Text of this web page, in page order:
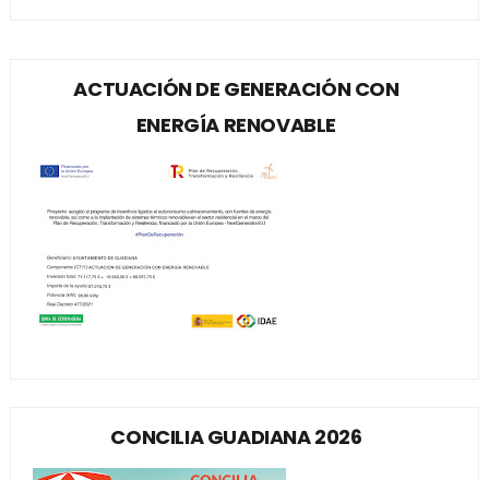
ACTUACIÓN DE GENERACIÓN CON
ENERGÍA RENOVABLE
CONCILIA GUADIANA 2026